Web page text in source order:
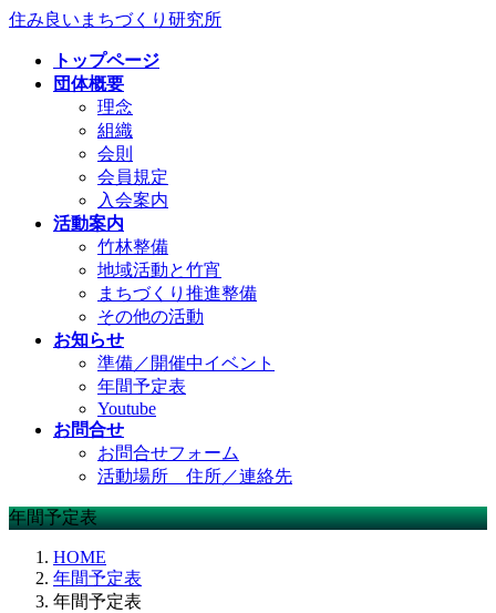
コ
ナ
住み良いまちづくり研究所
トップページ
団体概要
理念
組織
会則
会員規定
入会案内
活動案内
竹林整備
地域活動と竹宵
まちづくり推進整備
その他の活動
お知らせ
準備／開催中イベント
年間予定表
Youtube
お問合せ
お問合せフォーム
活動場所 住所／連絡先
年間予定表
HOME
年間予定表
年間予定表